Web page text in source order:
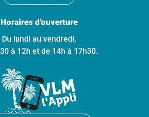
Horaires d'ouverture
Du lundi au vendredi,
à 12h et de 14h à 17h30.